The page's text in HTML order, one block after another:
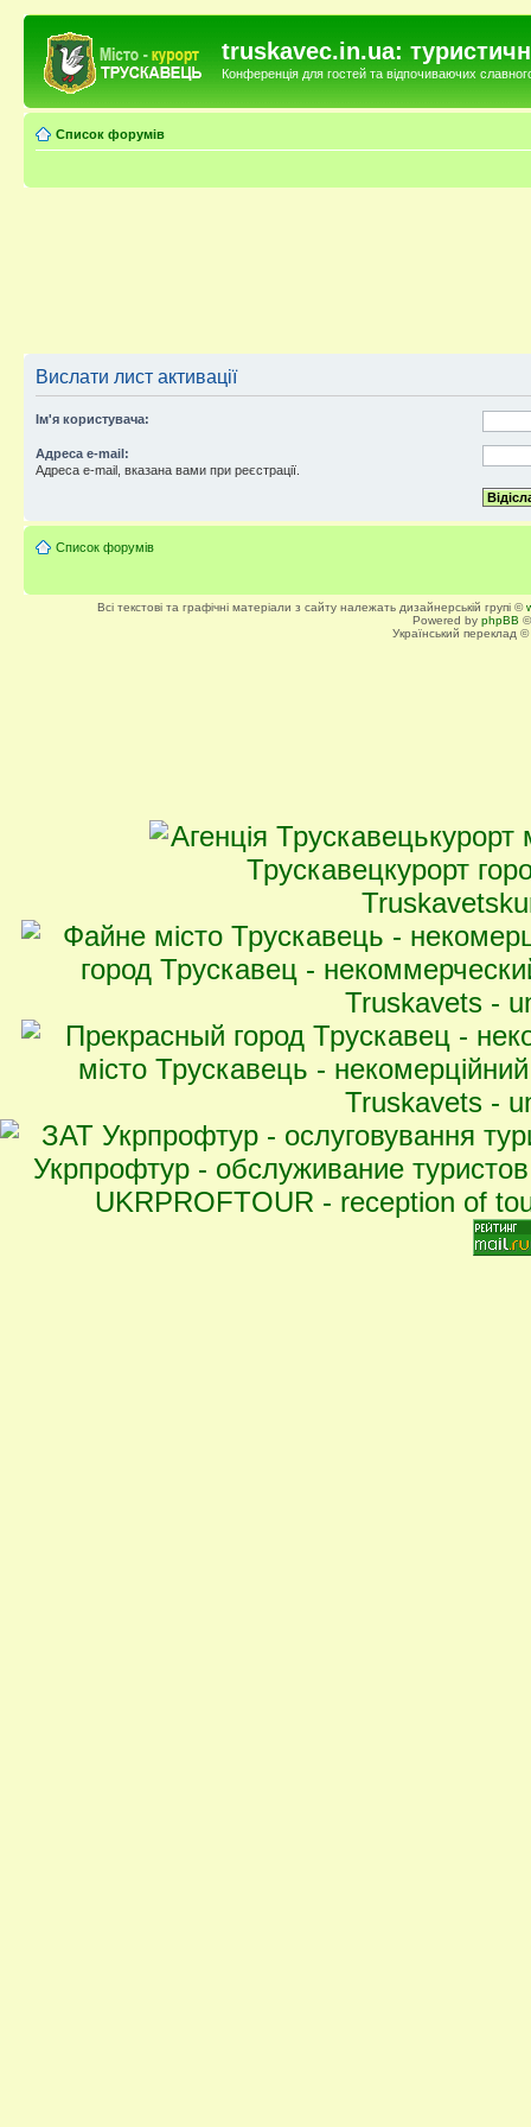
truskavec.in.ua:
Конференція для гостей та відпочиваючих
Список форумів
Вислати лист активації
Ім'я користувача:
Адреса e-mail:
Адреса e-mail, вказана вами при реєстрації.
Список форумів
Всі текстові та графічні матеріали з сайту належать дизайнерській групі ©
Powered by phpBB
Український переклад